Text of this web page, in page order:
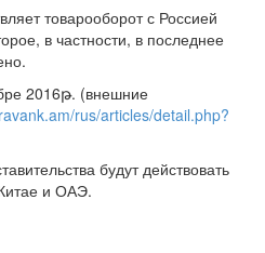
товарооборот с Россией
в частности, в последнее
2016թ. (внешние
rus/articles/detail.php?
будут действовать
и ОАЭ.